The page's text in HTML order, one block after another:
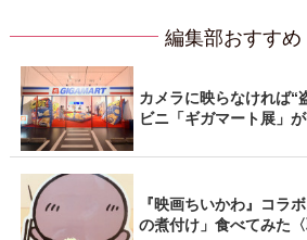
編集部おすすめ
カメラに映らなければ
ビニ「ギガマート展」
『映画ちいかわ』コラ
の煮付け」食べてみた〈